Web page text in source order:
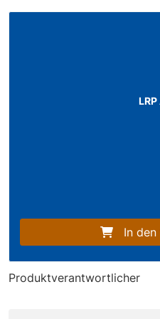
In den
Produktverantwortlicher